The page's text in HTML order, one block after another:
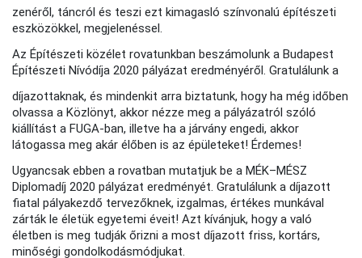
zenéről, táncról és teszi ezt kimagasló színvonalú építészeti
eszközökkel, megjelenéssel.
Az Építészeti közélet rovatunkban beszámolunk a Budapest
Építészeti Nívódíja 2020 pályázat eredményéről. Gratulálunk a
díjazottaknak, és mindenkit arra biztatunk, hogy ha még időben
olvassa a Közlönyt, akkor nézze meg a pályázatról szóló
kiállítást a FUGA-ban, illetve ha a járvány engedi, akkor
látogassa meg akár élőben is az épületeket! Érdemes!
Ugyancsak ebben a rovatban mutatjuk be a MÉK–MÉSZ
Diplomadíj 2020 pályázat eredményét. Gratulálunk a díjazott
fiatal pályakezdő tervezőknek, izgalmas, értékes munkával
zárták le életük egyetemi éveit! Azt kívánjuk, hogy a való
életben is meg tudják őrizni a most díjazott friss, kortárs,
minőségi gondolkodásmódjukat.